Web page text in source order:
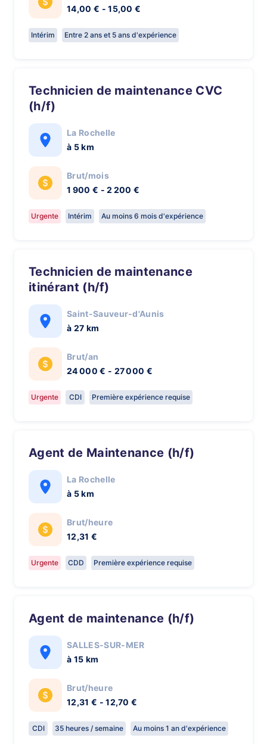
14,00 € - 15,00 €
Intérim Entre 2 ans et 5 ans d'expérience
Technicien de maintenance CVC
(h/f)
La Rochelle
à 5 km
Brut/mois
1 900 € - 2 200 €
Urgente Intérim Au moins 6 mois d'expérience
Technicien de maintenance
itinérant (h/f)
Saint-Sauveur-d'Aunis
à 27 km
Brut/an
24 000 € - 27 000 €
Urgente CDI Première expérience requise
Agent de Maintenance (h/f)
La Rochelle
à 5 km
Brut/heure
12,31 €
Urgente CDD Première expérience requise
Agent de maintenance (h/f)
SALLES-SUR-MER
à 15 km
Brut/heure
12,31 € - 12,70 €
CDI 35 heures / semaine Au moins 1 an d'expérience